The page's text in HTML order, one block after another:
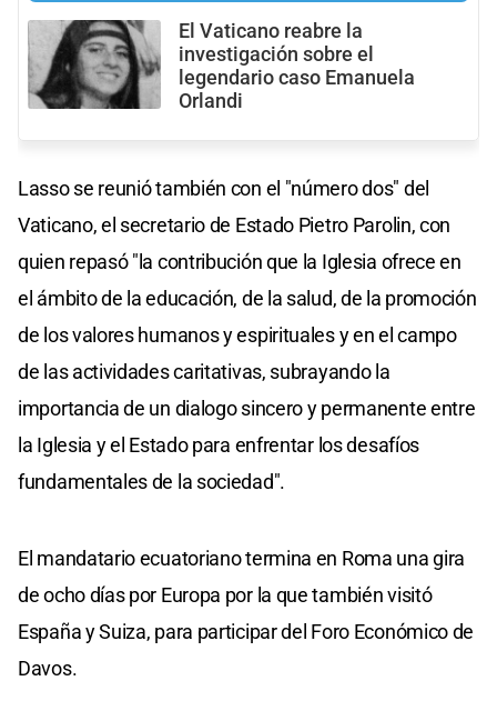
El Vaticano reabre la
investigación sobre el
legendario caso Emanuela
Orlandi
Lasso se reunió también con el "número dos" del
Vaticano, el secretario de Estado Pietro Parolin, con
quien repasó "la contribución que la Iglesia ofrece en
el ámbito de la educación, de la salud, de la promoción
de los valores humanos y espirituales y en el campo
de las actividades caritativas, subrayando la
importancia de un dialogo sincero y permanente entre
la Iglesia y el Estado para enfrentar los desafíos
fundamentales de la sociedad".
El mandatario ecuatoriano termina en Roma una gira
de ocho días por Europa por la que también visitó
España y Suiza, para participar del Foro Económico de
Davos.